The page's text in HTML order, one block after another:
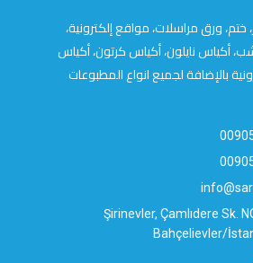
ورق مراسلات، مواقع إلكترونية،
أكياس نايلون، أكياس كرتون، أكياس
بالإضافة لجميع انواع المطبوعات
Şirinevler, Çamlıdere Sk.
Bahçelievler/